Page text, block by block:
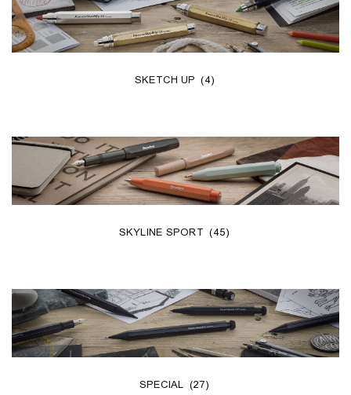
SKETCH UP (4)
SKYLINE SPORT (45)
SPECIAL (27)